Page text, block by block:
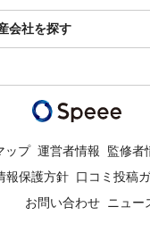
会社を探す
ップ 運営者情報 監修者
報保護方針 口コミ投稿
お問い合わせ ニュー